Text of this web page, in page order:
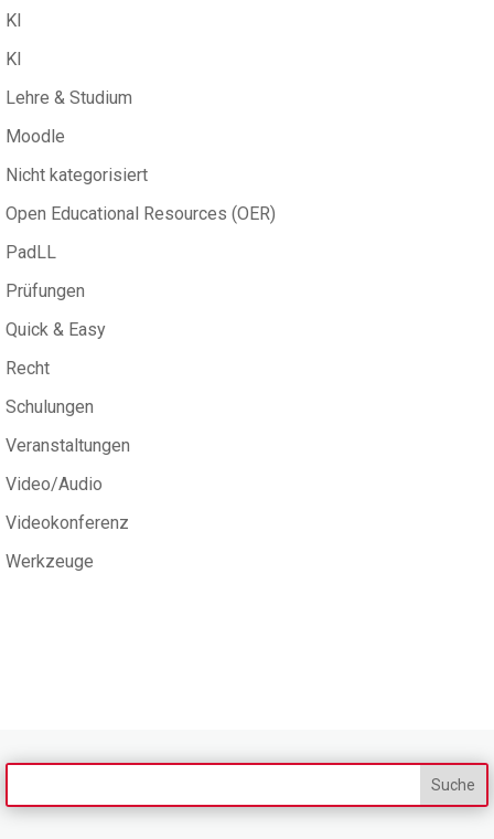
KI
KI
Lehre & Studium
Moodle
Nicht kategorisiert
Open Educational Resources (OER)
PadLL
Prüfungen
Quick & Easy
Recht
Schulungen
Veranstaltungen
Video/Audio
Videokonferenz
Werkzeuge